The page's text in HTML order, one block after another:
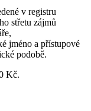
v registru
střetu zájmů
jméno a přístupové
podobě.
Kč.